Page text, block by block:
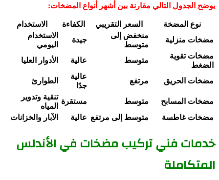
يوضح الجدول التالي مقارنة بين أشهر أنواع المضخات:
نوع المضخة السعر التقريبي الكفاءة
الاستخدام
مضخات منزلية
منخفض إلى
متوسط
جيدة
الاستخدام
اليومي
مضخات تقوية
الضغط
متوسط عالية الأدوار العليا
مضخات الحريق مرتفع
عالية
جدًا
الطوارئ
مضخات المسابح متوسط مستقرة
تنقية وتدوير
المياه
مضخات غاطسة
متوسط إلى مرتفع عالية الآبار والخزانات
خدمات فني تركيب مضخات في الأندلس
المتكاملة